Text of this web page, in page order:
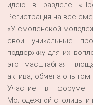
идею в разделе
Регистрация на все
«У смоленской
свои уникальные
поддержку для их
это масштабная
актива, обмена опытом
Участие в форуме
Молодежной столицы